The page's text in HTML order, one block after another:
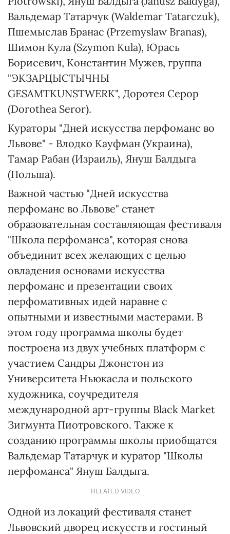
Вальдемар Татарчук (Waldemar Tatarczuk),
Пшемыслав Бранас (Przemyslaw Branas),
Шимон Кула (Szymon Kula), Юрась
Борисевич, Константин Мужев, группа
"ЭКЗАРЦЫСТЫЧНЫ
GESAMTKUNSTWERK", Доротея Серор
(Dorothea Seror).
Кураторы "Дней искусства перфоманс во
Львове" - Влодко Кауфман (Украина),
Тамар Рабан (Израиль), Януш Балдыга
(Польша).
Важной частью "Дней искусства
перфоманс во Львове" станет
образовательная составляющая фестиваля
"Школа перфоманса", которая снова
объединит всех желающих с целью
овладения основами искусства
перфоманс и презентации своих
перфомативных идей наравне с
опытными и известными мастерами. В
этом году программа школы будет
построена из двух учебных платформ с
участием Сандры Джонстон из
Университета Ньюкасла и польского
художника, соучредителя
международной арт-группы Black Market
Зигмунта Пиотровского. Также к
созданию программы школы приобщатся
Вальдемар Татарчук и куратор "Школы
перфоманса" Януш Балдыга.
RELATED VIDEO
Одной из локаций фестиваля станет
Львовский дворец искусств и гостиный